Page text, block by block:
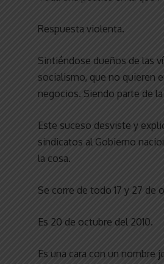
Respuesta violenta.
Sintiéndose dueños de las
socialismo, que no quieren
negocios. Siendo parte de la
Este suceso desviste y
sindicatos al Gobierno
la cosa.
Se corre de todo 17 y 27 de
Es 20 de octubre del 2010.
Es una cara con un nombre